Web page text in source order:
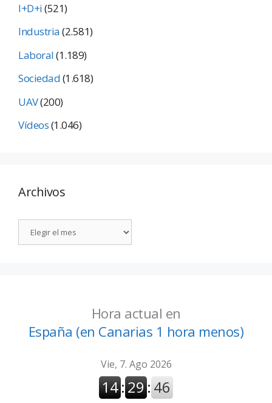
I+D+i(521)
Industria(2.581)
Laboral(1.189)
Sociedad(1.618)
UAV(200)
Vídeos(1.046)
Archivos
Hora actual en
España (en Canarias 1 hora menos)